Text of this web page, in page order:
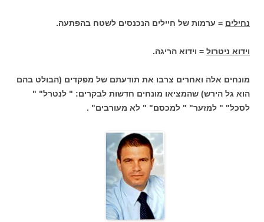
נחילים = ערמות של חיילים הנכנסים לשטח בהפתעה.
וידוא ניטרול = וידוא הריגה.
מונחים אלה ואחרים צרבו את תודעתם של מפקדים (הבולט בהם
הוא גל הירש) שהמציאו מונחים חדשות לבקרים: " לנטרל" "
לסכל" " למזער" " למכסם" " לא מעורבים" .